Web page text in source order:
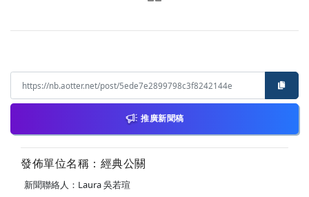
推廣新聞稿
發佈單位名稱：經典公關
新聞聯絡人：Laura 吳若瑄